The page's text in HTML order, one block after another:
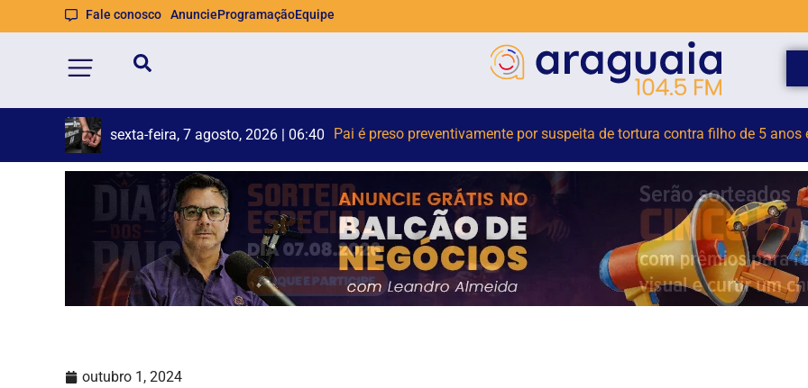
Fale conosco AnuncieProgramaçãoEquipe
sexta-feira, 7 agosto, 2026 | 06:40
sexta-feira, 7 agosto, 2026 | 06:38 STF suspe
Polícia Federal indicia 16 pessoas por queda de avião da Voepass
outubro 1, 2024